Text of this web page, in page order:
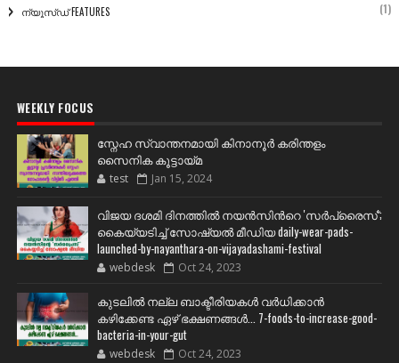
ന്യൂസ്ഡ് FEATURES (1)
WEEKLY FOCUS
സ്നേഹ സ്വാന്തനമായി കിനാനൂർ കരിന്തളം
സൈനിക കൂട്ടായ്മ
test Jan 15, 2024
വിജയ ദശമി ദിനത്തില്‍ നയന്‍സിന്‍റെ 'സര്‍പ്രൈസ്';
കൈയ്യടിച്ച് സോഷ്യല്‍ മീഡിയ daily-wear-pads-
launched-by-nayanthara-on-vijayadashami-festival
webdesk Oct 24, 2023
കുടലിൽ നല്ല ബാക്ടീരിയകൾ വര്‍ധിക്കാന്‍
കഴിക്കേണ്ട ഏഴ് ഭക്ഷണങ്ങള്‍... 7-foods-to-increase-good-
bacteria-in-your-gut
webdesk Oct 24, 2023